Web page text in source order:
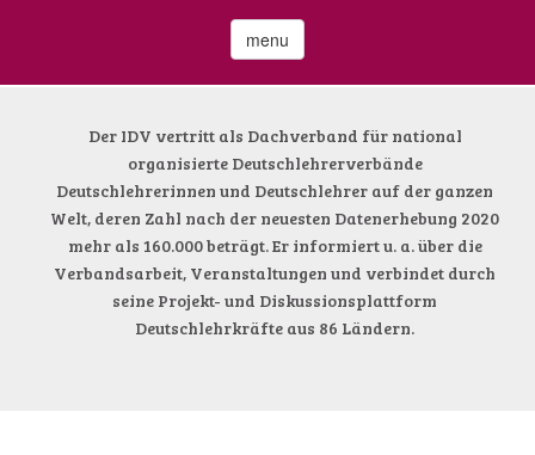
menu
Der IDV vertritt als Dachverband für national
organisierte Deutschlehrerverbände
Deutschlehrerinnen und Deutschlehrer auf der ganzen
Welt, deren Zahl nach der neuesten Datenerhebung 2020
mehr als 160.000 beträgt. Er informiert u. a. über die
Verbandsarbeit, Veranstaltungen und verbindet durch
seine Projekt- und Diskussionsplattform
Deutschlehrkräfte aus 86 Ländern.